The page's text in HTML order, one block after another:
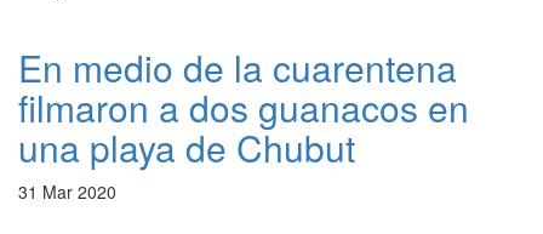
En medio de la cuarentena
filmaron a dos guanacos en
una playa de Chubut
31 Mar 2020